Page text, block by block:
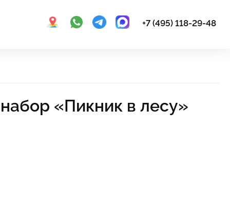
+7 (495) 118-29-48
«Пикник в лесу»